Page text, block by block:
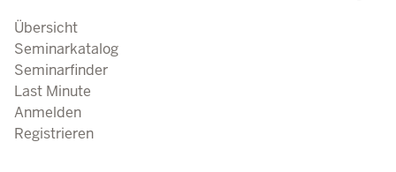
Übersicht
Seminarkatalog
Seminarfinder
Last Minute
Anmelden
Registrieren